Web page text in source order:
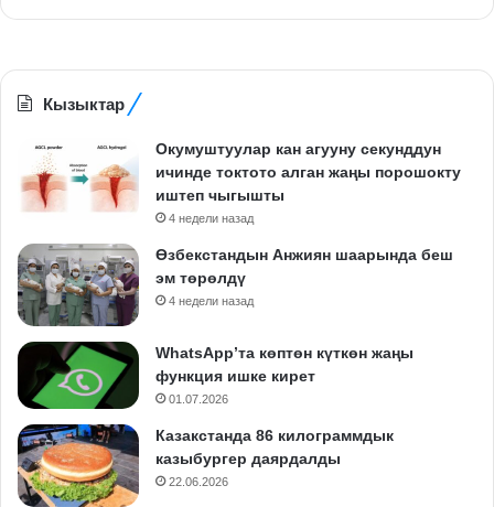
Кызыктар
Окумуштуулар кан агууну секунддун
ичинде токтото алган жаңы порошокту
иштеп чыгышты
4 недели назад
Өзбекстандын Анжиян шаарында беш
эм төрөлдү
4 недели назад
WhatsApp’та көптөн күткөн жаңы
функция ишке кирет
01.07.2026
Казакстанда 86 килограммдык
казыбургер даярдалды
22.06.2026